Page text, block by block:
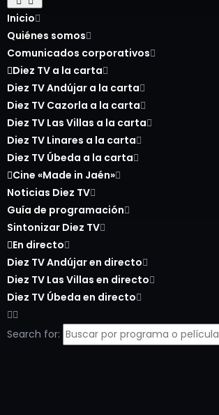
Inicio
Quiénes somos
Comunicados corporativos
Diez TV a la carta
Diez TV Andújar a la carta
Diez TV Cazorla a la carta
Diez TV Las Villas a la carta
Diez TV Linares a la carta
Diez TV Úbeda a la carta
Cine «Made in Jaén»
Noticias Diez TV
Guía de programación
Sintonizar Diez TV
En directo
Diez TV Andújar en directo
Diez TV Las Villas en directo
Diez TV Úbeda en directo
Search for: